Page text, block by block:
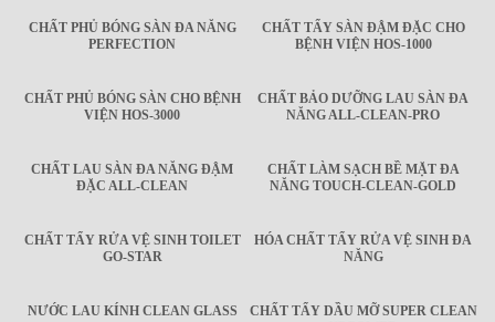
CHẤT PHỦ BÓNG SÀN ĐA NĂNG
PERFECTION
CHẤT TẨY SÀN ĐẬM ĐẶC CHO
BỆNH VIỆN HOS-1000
CHẤT PHỦ BÓNG SÀN CHO BỆNH
VIỆN HOS-3000
CHẤT BẢO DƯỠNG LAU SÀN ĐA
NĂNG ALL-CLEAN-PRO
CHẤT LAU SÀN ĐA NĂNG ĐẬM
ĐẶC ALL-CLEAN
CHẤT LÀM SẠCH BỀ MẶT ĐA
NĂNG TOUCH-CLEAN-GOLD
CHẤT TẨY RỬA VỆ SINH TOILET
GO-STAR
HÓA CHẤT TẨY RỬA VỆ SINH ĐA
NĂNG
NƯỚC LAU KÍNH CLEAN GLASS
CHẤT TẨY DẦU MỠ SUPER CLEAN